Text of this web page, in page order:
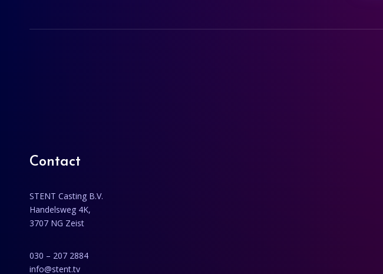
Contact
STENT Casting B.V.
Handelsweg 4K,
3707 NG Zeist
030 – 207 2884
info@stent.tv